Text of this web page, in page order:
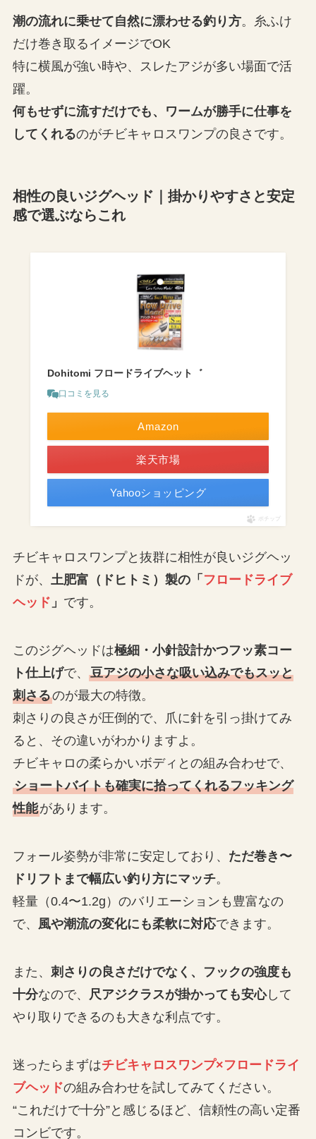
潮の流れに乗せて自然に漂わせる釣り方。糸ふけ
だけ巻き取るイメージでOK
特に横風が強い時や、スレたアジが多い場面で活
躍。
何もせずに流すだけでも、ワームが勝手に仕事を
してくれるのがチビキャロスワンプの良さです。
相性の良いジグヘッド｜掛かりやすさと安定
感で選ぶならこれ
Dohitomi フロードライブヘット゛
口コミを見る
Amazon
楽天市場
Yahooショッピング
ポチップ
チビキャロスワンプと抜群に相性が良いジグヘッ
ドが、 土肥富（ドヒトミ）製の「 フロードライブ
ヘッド 」 です。
このジグヘッドは極細・小針設計かつフッ素コー
ト仕上げで、 豆アジの小さな吸い込みでもスッと
刺さるのが最大の特徴。
刺さりの良さが圧倒的で、爪に針を引っ掛けてみ
ると、その違いがわかりますよ。
チビキャロの柔らかいボディとの組み合わせで、
ショートバイトも確実に拾ってくれるフッキング
性能があります。
フォール姿勢が非常に安定しており、 ただ巻き〜
ドリフトまで幅広い釣り方にマッチ。
軽量（0.4〜1.2g）のバリエーションも豊富なの
で、 風や潮流の変化にも柔軟に対応できます。
また、 刺さりの良さだけでなく、フックの強度も
十分なので、 尺アジクラスが掛かっても安心して
やり取りできるのも大きな利点です。
迷ったらまずはチビキャロスワンプ×フロードライ
ブヘッドの組み合わせを試してみてください。
“これだけで十分”と感じるほど、信頼性の高い定番
コンビです。